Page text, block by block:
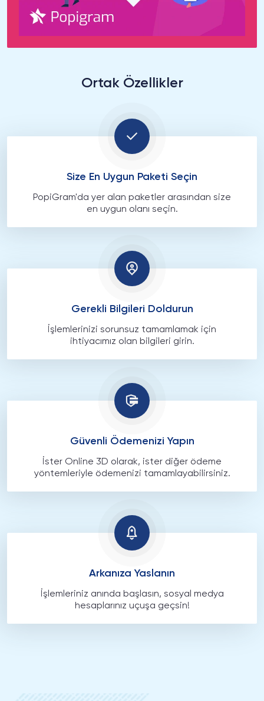
Ortak Özellikler
Size En Uygun Paketi Seçin
PopiGram'da yer alan paketler arasından size
en uygun olanı seçin.
Gerekli Bilgileri Doldurun
İşlemlerinizi sorunsuz tamamlamak için
ihtiyacımız olan bilgileri girin.
Güvenli Ödemenizi Yapın
İster Online 3D olarak, ister diğer ödeme
yöntemleriyle ödemenizi tamamlayabilirsiniz.
Arkanıza Yaslanın
İşlemleriniz anında başlasın, sosyal medya
hesaplarınız uçuşa geçsin!